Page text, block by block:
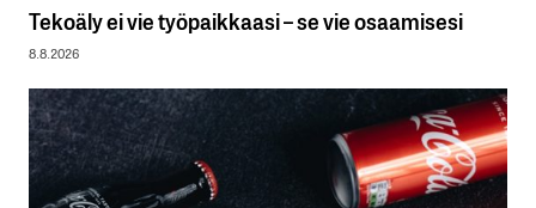
Tekoäly ei vie työpaikkaasi – se vie osaamisesi
8.8.2026